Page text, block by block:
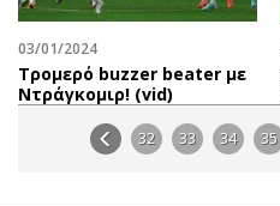
03/01/2024
Τρομερό buzzer beater με
Ντράγκομιρ! (vid)
32 33 34 35